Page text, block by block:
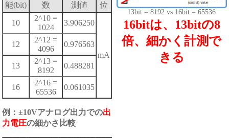
能(bit)
数
測値
位
10
2^10 =
1024
3.906250
mA
12
2^12 =
4096
0.976563
13
2^13 =
8192
0.488281
16
2^16 =
65536
0.061035
例：±10Vアナログ出力での出
力電圧の細かさ比較
13bit = 8192 vs 16bit = 65536
16bitは、13bitの8
倍、細かく計測で
きる